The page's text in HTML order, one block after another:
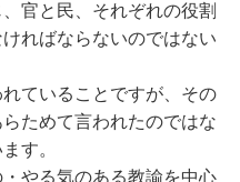
官と民、それぞれの役割
ればならないのではない
いることですが、その
ためて言われたのではな
す。
やる気のある教諭を中心